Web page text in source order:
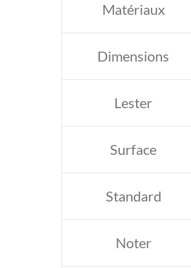
Matériaux
Dimensions
Lester
Surface
Standard
Noter